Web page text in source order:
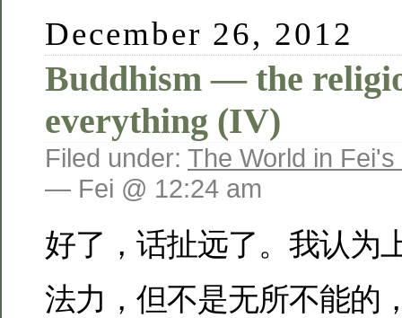
December 26, 2012
Buddhism — the
everything (IV)
Filed under: The World in
— Fei @ 12:24 am
好了，话扯远了。我认为
法力，但不是无所不能的